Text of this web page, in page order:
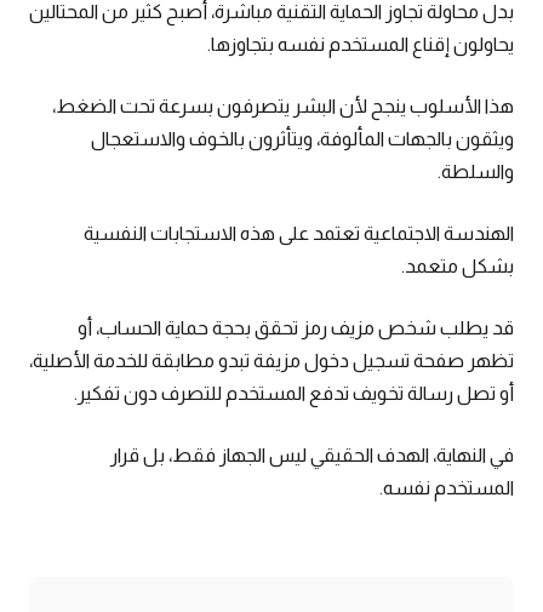
بدل محاولة تجاوز الحماية التقنية مباشرة، أصبح كثير من المحتالين
يحاولون إقناع المستخدم نفسه بتجاوزها.
هذا الأسلوب ينجح لأن البشر يتصرفون بسرعة تحت الضغط،
ويثقون بالجهات المألوفة، ويتأثرون بالخوف والاستعجال
والسلطة.
الهندسة الاجتماعية تعتمد على هذه الاستجابات النفسية
بشكل متعمد.
قد يطلب شخص مزيف رمز تحقق بحجة حماية الحساب، أو
تظهر صفحة تسجيل دخول مزيفة تبدو مطابقة للخدمة الأصلية،
أو تصل رسالة تخويف تدفع المستخدم للتصرف دون تفكير.
في النهاية، الهدف الحقيقي ليس الجهاز فقط، بل قرار
المستخدم نفسه.